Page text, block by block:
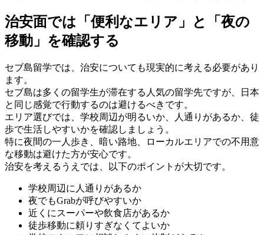
治安面では「便利なエリア」と「夜の
移動」を確認する
セブ島留学では、治安についても現実的に考える必要があり
ます。
セブ島は多くの留学生が滞在する人気の留学先ですが、日本
と同じ感覚で行動するのは避けるべきです。
エリア選びでは、学校周辺が明るいか、人通りがあるか、徒
歩で生活しやすいかを確認しましょう。
特に夜間の一人歩き、暗い路地、ローカルエリアでの不用意
な移動は避けた方が安心です。
治安を考えるうえでは、以下のポイントが大切です。
学校周辺に人通りがあるか
夜でもGrabが呼びやすいか
近くにスーパーや飲食店があるか
徒歩移動に頼りすぎなくてよいか